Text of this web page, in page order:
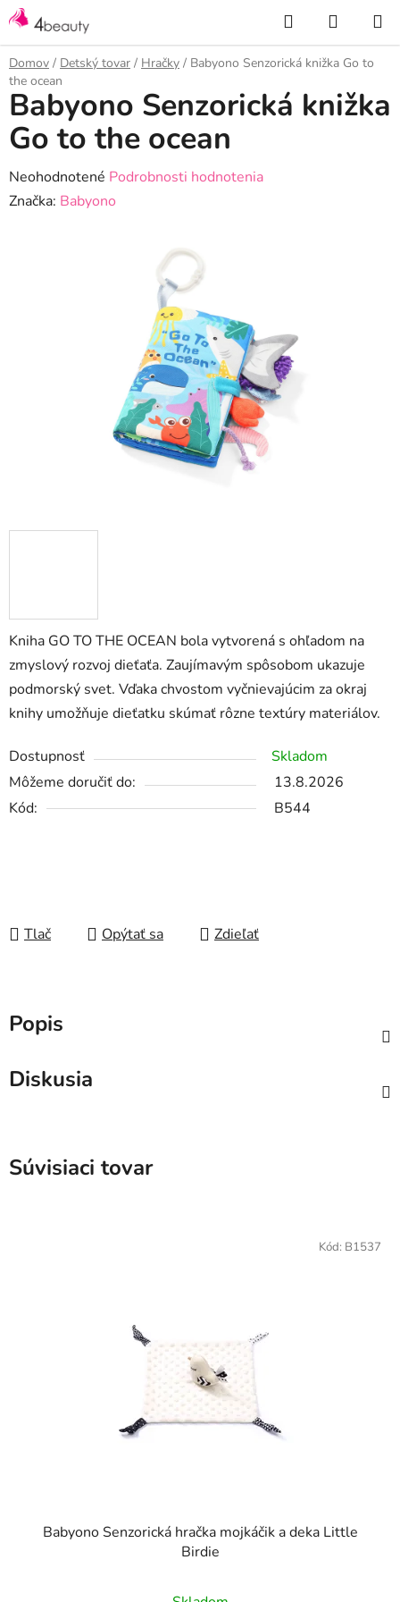
Prejsť
na
obsah
Hľadať
KOŠÍK
Domov / Detský tovar / Hračky / Babyono Senzorická knižka Go to
the ocean
Kniha GO TO THE OCEAN bola vytvorená s ohľadom na
zmyslový rozvoj dieťaťa. Zaujímavým spôsobom ukazuje
podmorský svet. Vďaka chvostom vyčnievajúcim za okraj
knihy umožňuje dieťatku skúmať rôzne textúry materiálov.
Dostupnosť
Skladom
Môžeme doručiť do:
13.8.2026
Kód:
B544
Tlač Opýtať sa Zdieľať
Babyono Senzorická knižka
Go to the ocean
Priemerné
hodnotenie
Neohodnotené Podrobnosti hodnotenia
Značka: Babyono
Popis
Diskusia
Súvisiaci tovar
Babyono Senzorická hračka mojkáčik a deka Little
Birdie
Kód: B1537